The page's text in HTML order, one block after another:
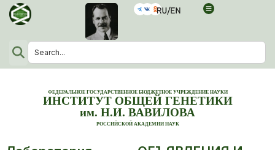
ФЕДЕРАЛЬНОЕ ГОСУДАРСТВЕННОЕ БЮДЖЕТНОЕ УЧРЕЖДЕНИЕ НАУКИ
ИНСТИТУТ ОБЩЕЙ ГЕНЕТИКИ
им. Н.И. ВАВИЛОВА
РОССИЙСКОЙ АКАДЕМИИ НАУК